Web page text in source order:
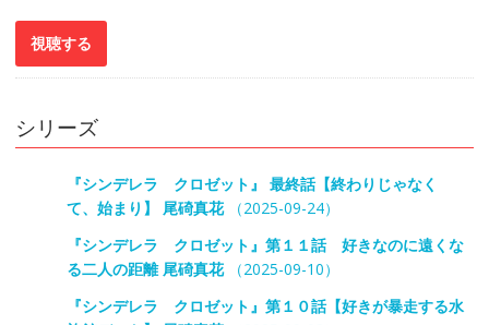
シリーズ
『シンデレラ クロゼット』 最終話【終わりじゃなく
て、始まり】 尾碕真花（2025-09-24）
『シンデレラ クロゼット』第１１話 好きなのに遠くな
る二人の距離 尾碕真花（2025-09-10）
『シンデレラ クロゼット』第１０話【好きが暴走する水